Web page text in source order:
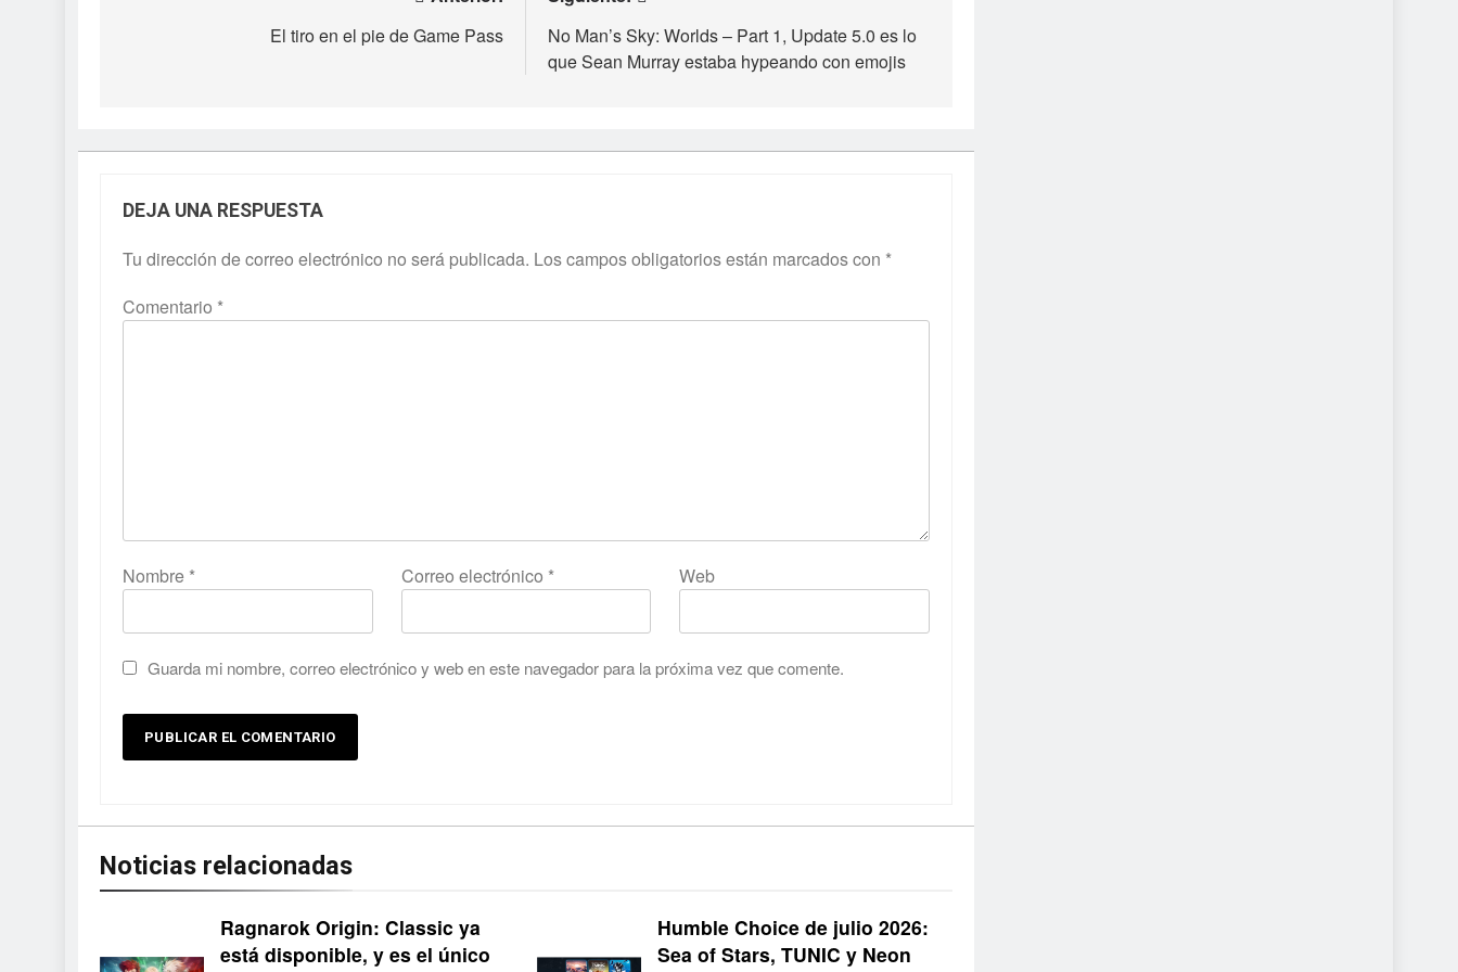
El tiro en el pie de Game Pass
No Man’s Sky: Worlds – Part 1, Update 5.0 es lo
que Sean Murray estaba hypeando con emojis
DEJA UNA RESPUESTA
Tu dirección de correo electrónico no será publicada. Los campos obligatorios están marcados con *
Comentario *
Nombre * Correo electrónico * Web
Guarda mi nombre, correo electrónico y web en este navegador para la próxima vez que comente.
Noticias relacionadas
Ragnarok Origin: Classic ya
está disponible, y es el único
Humble Choice de julio 2026:
Sea of Stars, TUNIC y Neon